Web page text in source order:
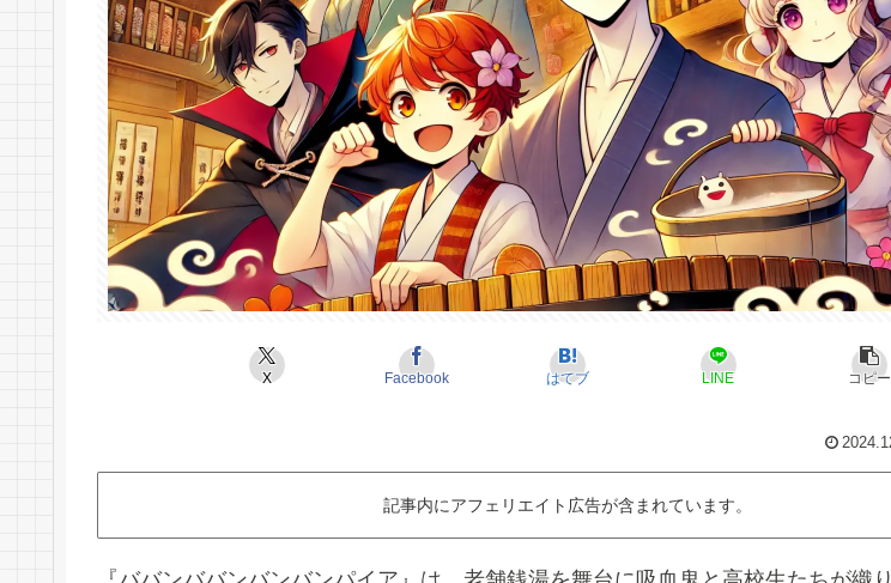
X Facebook はてブ LINE コピー
記事内にアフェリエイト広告が含まれています。